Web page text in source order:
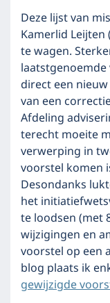
Deze lijst van
Kamerlid
te wagen.
direct een
van een
Afdeling
terecht moeite
verwerping in
voorstel komen
Desondanks
het
te loodsen (met
wijzigingen en
voorstel op een
blog plaats ik
gewijzigde